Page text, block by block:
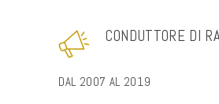
CONDUTTORE DI
DAL 2007 AL 2019